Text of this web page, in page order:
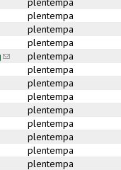
plentempa
plentempa
plentempa
(link sends e-mail)
plentempa
plentempa
plentempa
plentempa
e-mail)plentempa
plentempa
plentempa
plentempa
e-mail)plentempa